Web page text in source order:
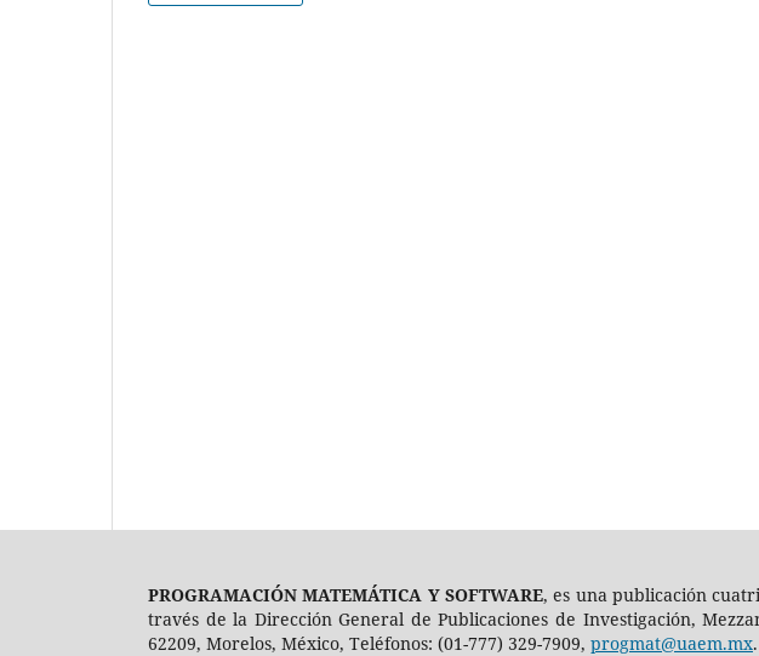
PROGRAMACIÓN MATEMÁTICA Y SOFTWARE, es una publicación
través de la Dirección General de Publicaciones de Investigación,
62209, Morelos, México, Teléfonos: (01-777) 329-7909, progmat@uaem.mx.